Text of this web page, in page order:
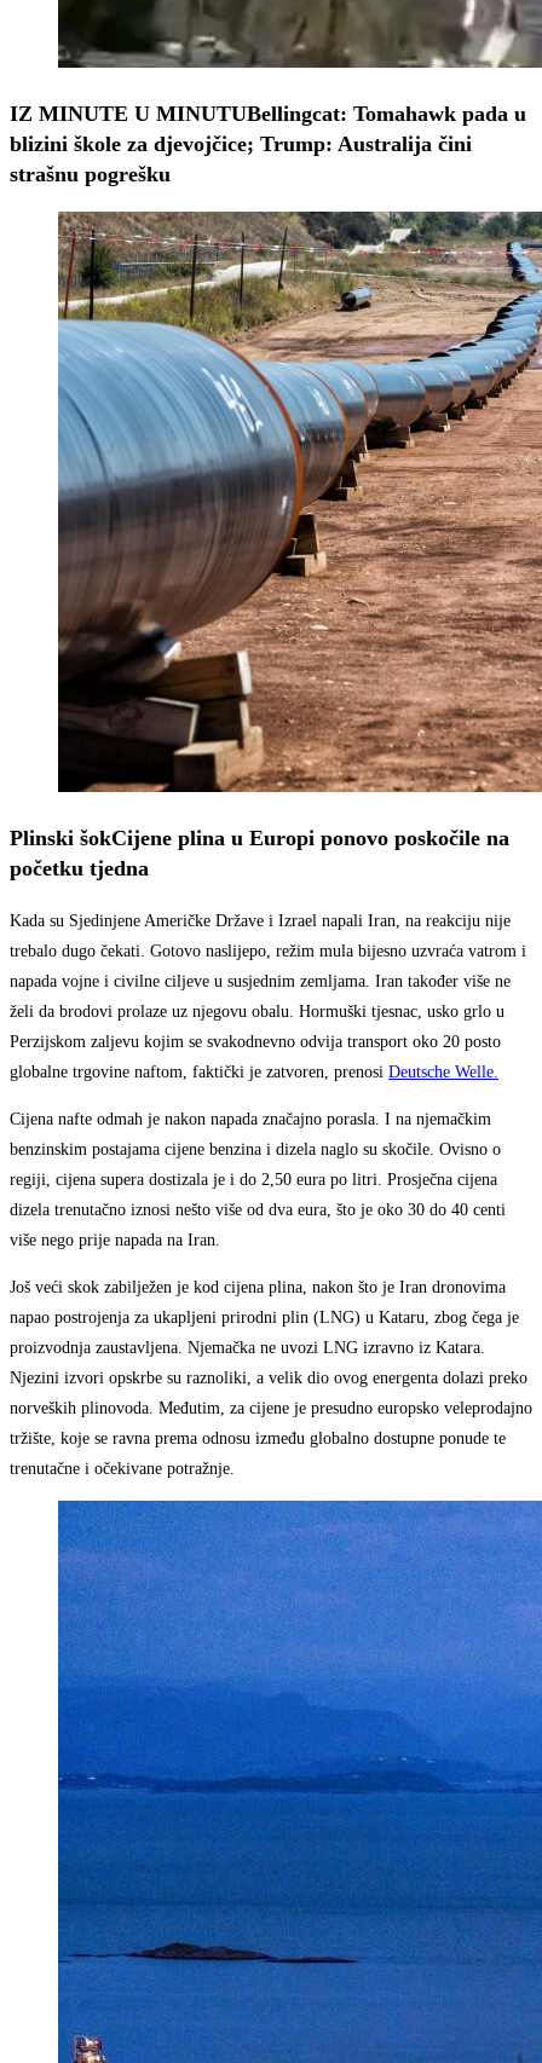
IZ MINUTE U MINUTUBellingcat: Tomahawk pada u
blizini škole za djevojčice; Trump: Australija čini
strašnu pogrešku
Plinski šokCijene plina u Europi ponovo poskočile na
početku tjedna
Kada su Sjedinjene Američke Države i Izrael napali Iran, na reakciju nije
trebalo dugo čekati. Gotovo naslijepo, režim mula bijesno uzvraća vatrom i
napada vojne i civilne ciljeve u susjednim zemljama. Iran također više ne
želi da brodovi prolaze uz njegovu obalu. Hormuški tjesnac, usko grlo u
Perzijskom zaljevu kojim se svakodnevno odvija transport oko 20 posto
globalne trgovine naftom, faktički je zatvoren, prenosi Deutsche Welle.
Cijena nafte odmah je nakon napada značajno porasla. I na njemačkim
benzinskim postajama cijene benzina i dizela naglo su skočile. Ovisno o
regiji, cijena supera dostizala je i do 2,50 eura po litri. Prosječna cijena
dizela trenutačno iznosi nešto više od dva eura, što je oko 30 do 40 centi
više nego prije napada na Iran.
Još veći skok zabilježen je kod cijena plina, nakon što je Iran dronovima
napao postrojenja za ukapljeni prirodni plin (LNG) u Kataru, zbog čega je
proizvodnja zaustavljena. Njemačka ne uvozi LNG izravno iz Katara.
Njezini izvori opskrbe su raznoliki, a velik dio ovog energenta dolazi preko
norveških plinovoda. Međutim, za cijene je presudno europsko veleprodajno
tržište, koje se ravna prema odnosu između globalno dostupne ponude te
trenutačne i očekivane potražnje.